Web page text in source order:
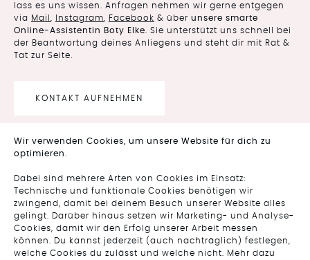
Wir verwenden Cookies, um unsere Website für dich zu
optimieren.
Dabei sind mehrere Arten von Cookies im Einsatz:
Technische und funktionale Cookies benötigen wir
zwingend, damit bei deinem Besuch unserer Website alles
gelingt. Darüber hinaus setzen wir Marketing- und Analyse-
Cookies, damit wir den Erfolg unserer Arbeit messen
können. Du kannst jederzeit (auch nachträglich) festlegen,
welche Cookies du zulässt und welche nicht. Mehr dazu
lass es uns wissen. Anfragen nehmen wir gerne entgegen
via Mail Instagram Facebook & über unsere smarte
Online-Assistentin Boty Elke . Sie unterstützt uns schnell bei
der Beantwortung deines Anliegens und steht dir mit Rat &
Tat zur Seite.
KONTAKT AUFNEHMEN
FOLGE UNS AUF
INSTAGRAM